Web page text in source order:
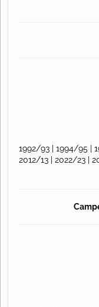
1992/93 | 1994/95 |
2012/13 | 2022/23 |